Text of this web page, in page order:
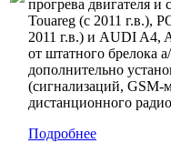
прогрева двигателя и
Touareg (с 2011 г.в.),
2011 г.в.) и AUDI A4,
от штатного брелока
дополнительно
(сигнализаций, GSM-
дистанционного
Подробнее